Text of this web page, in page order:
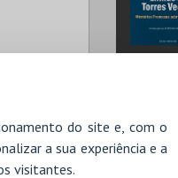
do site e, com o
a sua experiência e a
visitantes.